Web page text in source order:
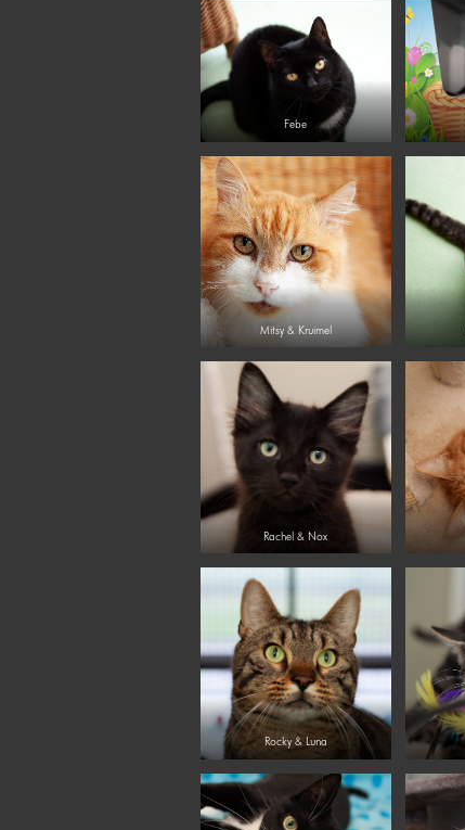
Febe
Mitsy & Kruimel
Rachel & Nox
Rocky & Luna